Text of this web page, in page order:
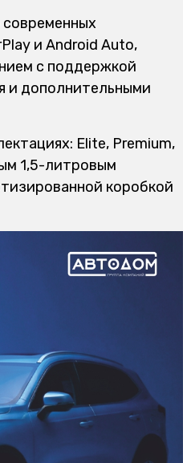
и Android Auto,
с поддержкой
и дополнительными
Elite, Premium,
1,5-литровым
коробкой